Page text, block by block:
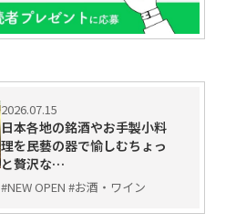
2026.07.15
日本各地の銘酒やお手製小料
理を民藝の器で愉しむちょっ
と贅沢な…
#NEW OPEN #お酒・ワイン